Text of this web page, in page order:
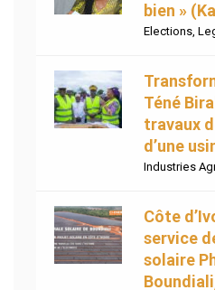
bien »
Elections,
Téné
travaux
d’une
Industries
Côte
service
solaire